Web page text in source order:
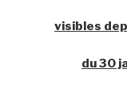
visibles
du 30